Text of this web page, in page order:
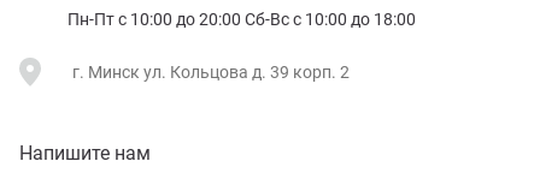
Пн-Пт с 10:00 до 20:00 Сб-Вс с 10:00 до 18:00
г. Минск ул. Кольцова д. 39 корп. 2
Напишите нам